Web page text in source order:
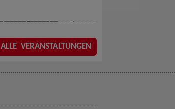
ALLE VERANSTALTUNGEN